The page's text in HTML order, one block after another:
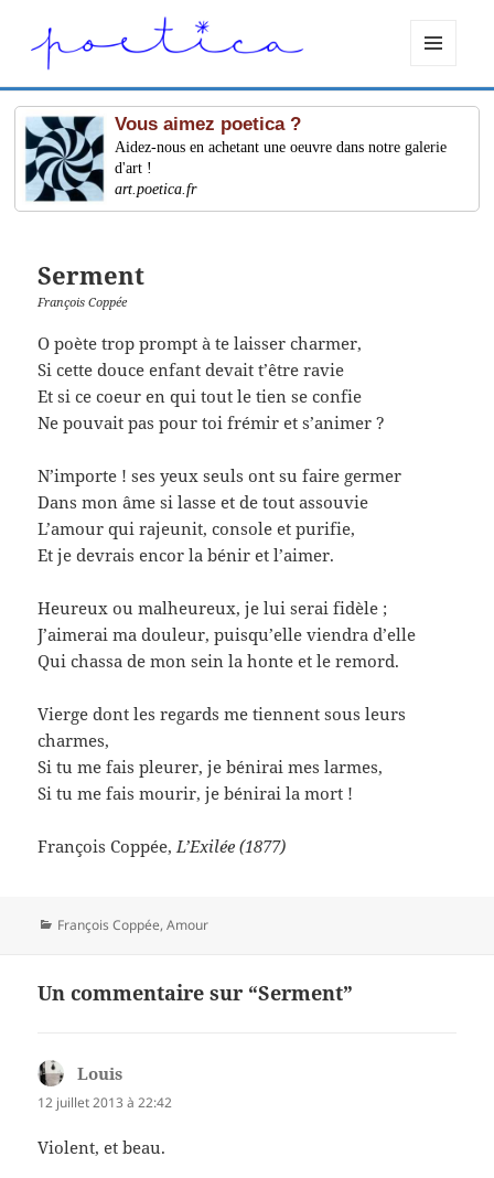
ET
WIDGETS
Vous aimez poetica ?
Aidez-nous en achetant une oeuvre dans notre galerie
d'art !
art.poetica.fr
Serment
François Coppée
O poète trop prompt à te laisser charmer,
Si cette douce enfant devait t’être ravie
Et si ce coeur en qui tout le tien se confie
Ne pouvait pas pour toi frémir et s’animer ?
N’importe ! ses yeux seuls ont su faire germer
Dans mon âme si lasse et de tout assouvie
L’amour qui rajeunit, console et purifie,
Et je devrais encor la bénir et l’aimer.
Heureux ou malheureux, je lui serai fidèle ;
J’aimerai ma douleur, puisqu’elle viendra d’elle
Qui chassa de mon sein la honte et le remord.
Vierge dont les regards me tiennent sous leurs
charmes,
Si tu me fais pleurer, je bénirai mes larmes,
Si tu me fais mourir, je bénirai la mort !
François Coppée, L’Exilée (1877)
Catégories
François Coppée,Amour
Un commentaire sur “Serment”
Louis
12 juillet 2013 à 22:42
Violent, et beau.